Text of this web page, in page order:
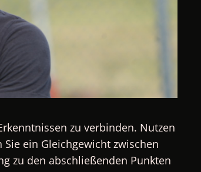
zu verbinden. Nutzen
ein Gleichgewicht zwischen
zu den abschließenden Punkten